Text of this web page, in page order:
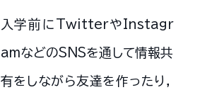
入学前にTwitterやInstagr
amなどのSNSを通して情報共
有をしながら友達を作ったり，